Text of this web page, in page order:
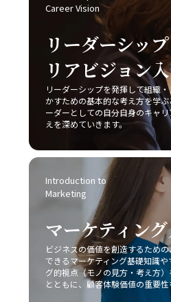
新たなビジネスモデルや市場ニ
多く存在します。将来的には、
戦い方に加え、テクノロジーを
融合が、企業の競争力を左右す
間違いありません。そのため、
場分析に注力し、柔軟かつ先見
とが求められます。 まとめ 本記事では、2025年という変
革の時代において、20代の若手
しい市場環境の中で、「レッドオ
要性とその具体的な戦略につい
ドオーシャンとは、既存市場に
し、価格競争や限られた市場シ
たリスクが伴います。このよう
他社との差別化、コストリーダ
自社の強みを最大限に活かすア
た、デジタル技術や最新の市場
従来の戦略だけでなく新たなビ
られています。 今後のビジネスシーンは、一層熾烈な競争
と急速な市場変化が予想される
い方においても、常に柔軟な発
要です。成功事例に見ると、ス
を求めることで、タスクの分担
がり、結果として「後回し癖の
じて、先延ばし癖の改善は単な
ず、自己成長やキャリアアップ
する課題です。20代の若手ビジ
に追われる中で、この先延ばし
主体的かつ計画的な行動を身に
功に不可欠であると言えるでし
ーンを見直し、ここで紹介した8
で、徐々に「後回し癖の改善」
す。 最終的には、先延ばし癖を
を有効活用するための意識改革
一歩一歩着実に、自己改善のプ
です。皆さんが今後、業務上の
決し、自己成長を加速させる一
ています。この取り組みが、豊
た人生への道を切り開くための
う。
Career Vision
リーダーシッ
リアビジョン
リーダーシップを発揮して組織
かすための基本的な考え方を学
ーダーとしての自分自身のキャ
えを深めていきます。
Introduction to
Marketing
マーケティン
ビジネスの価値を創造するため
できるマーケティング基礎知識や
グ的視点（モノの見方・考え方
とともに、顧客体験価値の重要性